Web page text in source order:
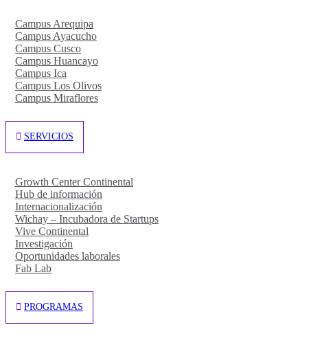
Campus Arequipa
Campus Ayacucho
Campus Cusco
Campus Huancayo
Campus Ica
Campus Los Olivos
Campus Miraflores
SERVICIOS
Growth Center Continental
Hub de información
Internacionalización
Wichay – Incubadora de Startups
Vive Continental
Investigación
Oportunidades laborales
Fab Lab
PROGRAMAS